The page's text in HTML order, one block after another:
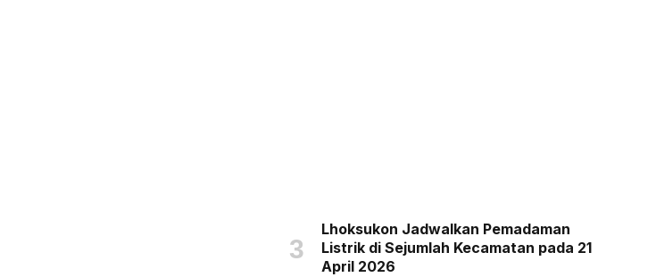
Lhoksukon Jadwalkan Pemadaman
Listrik di Sejumlah Kecamatan pada 21
April 2026